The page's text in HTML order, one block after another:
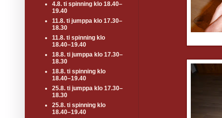
4.8. ti spinning klo 18.40–
19.40
11.8. ti jumppa klo 17.30–
18.30
11.8. ti spinning klo
18.40–19.40
18.8. ti jumppa klo 17.30–
18.30
18.8. ti spinning klo
18.40–19.40
25.8. ti jumppa klo 17.30–
18.30
25.8. ti spinning klo
18.40–19.40